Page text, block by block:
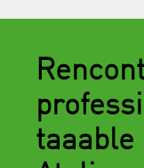
taaable